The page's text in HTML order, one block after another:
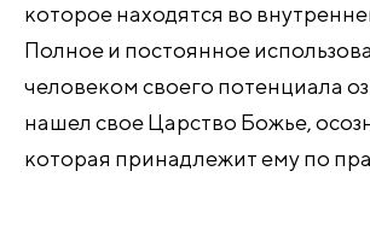
которое находятся во
Полное и постоянное
человеком своего потенциала
нашел свое Царство Божье,
которая принадлежит ему по